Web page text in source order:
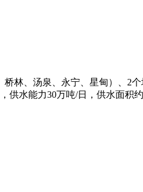
林、汤泉、永宁、星甸）、2
水能力30万吨/日，供水面积